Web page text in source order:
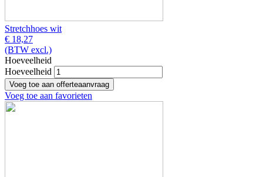
Stretchhoes wit
€ 18,27
(BTW excl.)
Hoeveelheid
Hoeveelheid
Voeg toe aan favorieten